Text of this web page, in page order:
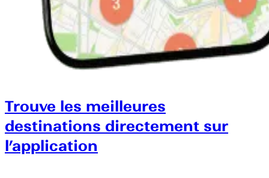
Trouve les meilleures
destinations directement sur
l’application